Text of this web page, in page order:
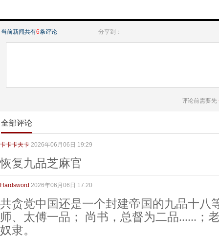
当前新闻共有6条评论 分享到：
评论前需要先
全部评论
卡卡卡夫卡 2026年06月06日 19:29
恢复九品芝麻官
Hardsword 2026年06月06日 17:20
共贪党中国还是一个封建帝国的九品十八
师、太傅一品； 尚书，总督为二品......；
奴隶。